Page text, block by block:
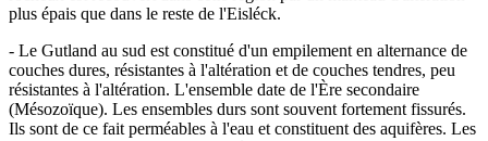
plus épais que dans le reste de l'Eisléck.
- Le Gutland au sud est constitué d'un empilement en alternance de
couches dures, résistantes à l'altération et de couches tendres, peu
résistantes à l'altération. L'ensemble date de l'Ère secondaire
(Mésozoïque). Les ensembles durs sont souvent fortement fissurés.
Ils sont de ce fait perméables à l'eau et constituent des aquifères. Les